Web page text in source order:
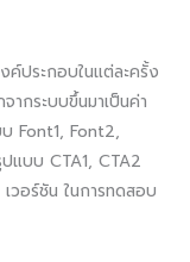
ประกอบในแต่ละครั้ง
ากระบบขึ้นมาเป็นค่า
Font1, Font2,
แบบ CTA1, CTA2
วอร์ชัน ในการทดสอบ